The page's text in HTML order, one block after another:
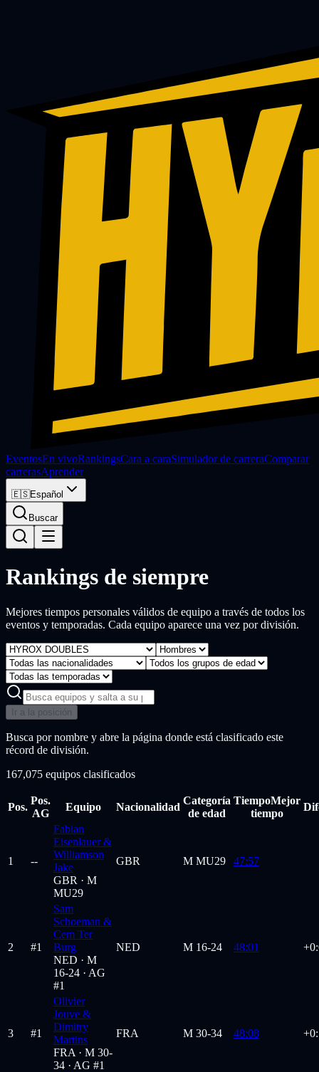
EventosEn vivoRankingsCara a caraSimulador de carreraComparar
carrerasAprender
🇪🇸Español
Buscar
Rankings de siempre
Mejores tiempos personales válidos de equipo a través de todos los
eventos y temporadas. Cada equipo aparece una vez por división.
Ir a la posición
Busca por nombre y abre la página donde está clasificado este
récord de división.
167,075 equipos clasificados
Pos.
Pos.
AG
Equipo Nacionalidad
Categoría
de edad
TiempoMejor
tiempo
1 --
Fabian
Eisenlauer &
Williamson
Jake
GBR · M
MU29
GBR M MU29 47:57
2 #1
Sam
Schoeman &
Cem Ter
Burg
NED · M
16-24 · AG
#1
NED M 16-24 48:01
3 #1
Olivier
Jouve &
Dimitry
Martins
FRA · M 30-
34 · AG #1
FRA M 30-34 48:08